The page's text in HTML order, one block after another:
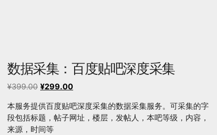
数据采集：百度贴吧深度采集
¥399.00 原
为：
¥399.00。
¥299.00当
价
格
本服务提供百度贴吧深度采集的数据采集服务。可采集的字
段包括标题，帖子网址，楼层，发帖人，本吧等级，内容，
来源，时间等